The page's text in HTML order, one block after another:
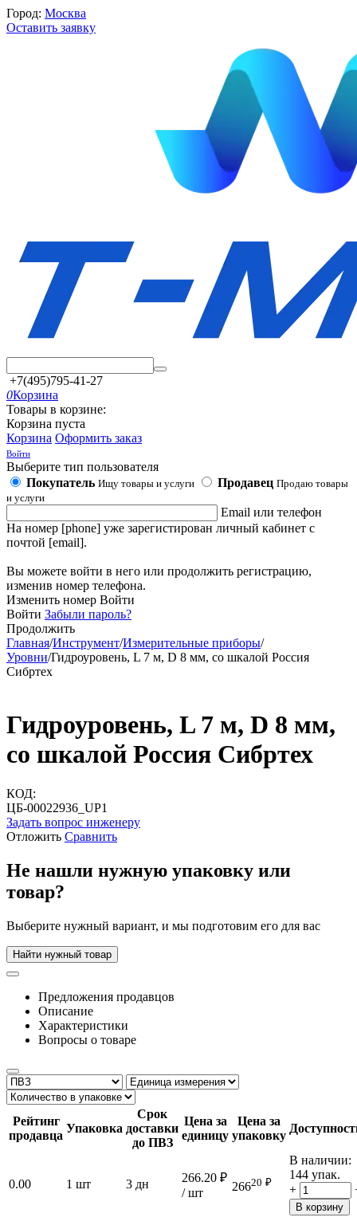
Город: Москва
Оставить заявку
+7(495)795-41-27
0Корзина
Товары в корзине:
Корзина пуста
Корзина Оформить заказ
Войти
Выберите тип пользователя
Покупатель Ищу товары и услуги Продавец Продаю товары
и услуги
Email или телефон
На номер [phone] уже зарегистирован личный кабинет с
почтой [email].
Вы можете войти в него или продолжить регистрацию,
изменив номер телефона.
Изменить номер Войти
Войти Забыли пароль?
Продолжить
Главная/Инструмент/Измерительные приборы/
Уровни/Гидроуровень, L 7 м, D 8 мм, со шкалой Россия
Сибртех
Гидроуровень, L 7 м, D 8 мм,
со шкалой Россия Сибртех
КОД:
ЦБ-00022936_UP1
Задать вопрос инженеру
Отложить Сравнить
Не нашли нужную упаковку или
товар?
Выберите нужный вариант, и мы подготовим его для вас
Найти нужный товар
Предложения продавцов
Описание
Характеристики
Вопросы о товаре
Рейтинг
продавца
Упаковка
Срок
доставки
до ПВЗ
Цена за
единицу
Цена за
упаковку
0.00 1 шт 3 дн 266.20 ₽
/ шт
26620 ₽
В наличии:
144 упак.
+
В корзину